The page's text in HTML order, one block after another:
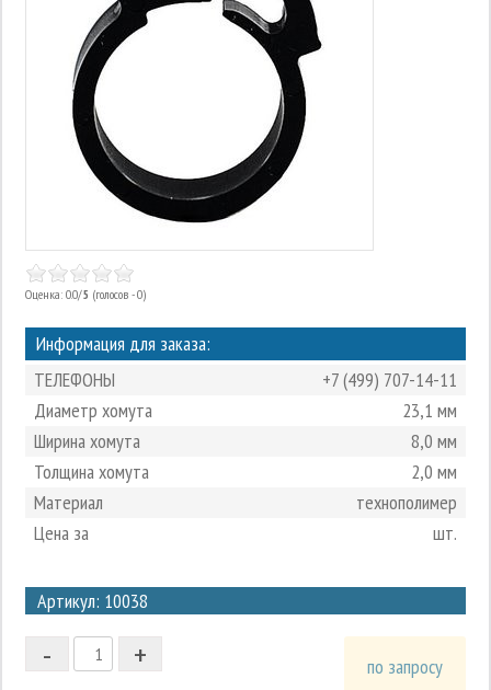
Оценка: 0.0/5 (голосов - 0)
Информация для заказа:
ТЕЛЕФОНЫ
+7 (499) 707-14-11
Диаметр хомута
23,1 мм
Ширина хомута
8,0 мм
Толщина хомута
2,0 мм
Материал
технополимер
Цена за
шт.
Артикул: 10038
2
1
+
- по запросу